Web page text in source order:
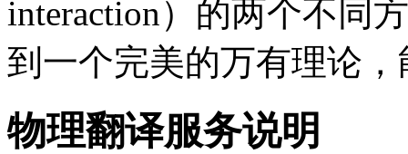
interaction）的两个不同
到一个完美的万有理论
物理翻译服务说明